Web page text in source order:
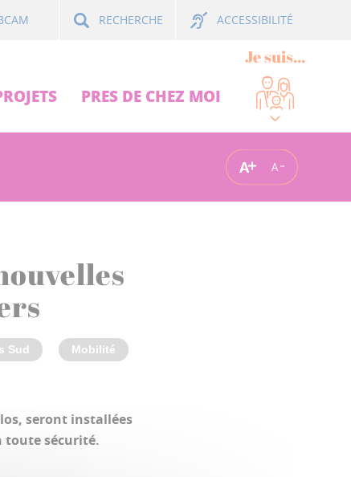
RECHERCHE ACCESSIBILITÉ
PRES DE CHEZ MOI
Je suis...
A A
Sud Mobilité
seront installées
toute sécurité.